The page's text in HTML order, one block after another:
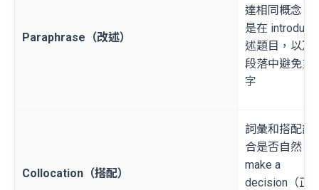
Paraphrase（改述）
達相同概念，
是在
述題目，以及
段落中避免重
字
Collocation（搭配）
詞彙和搭配詞
合是否自然，
make a
decision（正